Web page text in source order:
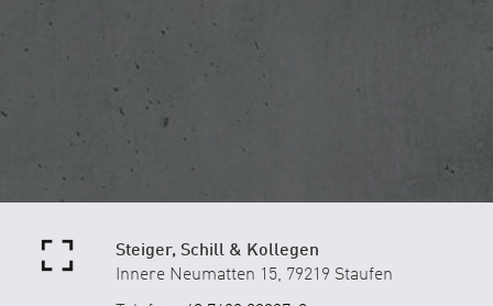
Steiger, Schill & Kollegen
Innere Neumatten 15, 79219 Staufen